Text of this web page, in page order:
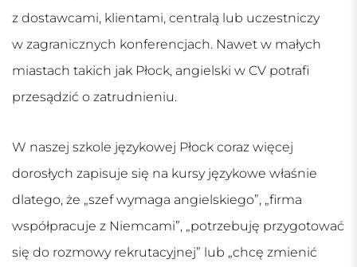
z dostawcami, klientami, centralą lub uczestniczy
w zagranicznych konferencjach. Nawet w małych
miastach takich jak Płock, angielski w CV potrafi
przesądzić o zatrudnieniu.
W naszej szkole językowej Płock coraz więcej
dorosłych zapisuje się na kursy językowe właśnie
dlatego, że „szef wymaga angielskiego”, „firma
współpracuje z Niemcami”, „potrzebuję przygotować
się do rozmowy rekrutacyjnej” lub „chcę zmienić